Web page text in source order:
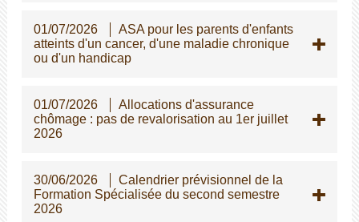
01/07/2026
ASA pour les parents d'enfants
atteints d'un cancer, d'une maladie chronique
ou d'un handicap
01/07/2026
Allocations d'assurance
chômage : pas de revalorisation au 1er juillet
2026
30/06/2026
Calendrier prévisionnel de la
Formation Spécialisée du second semestre
2026